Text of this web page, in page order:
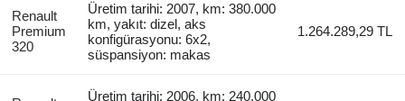
Renault
Premium
320
Üretim tarihi: 2007, km: 380.000
km, yakıt: dizel, aks
konfigürasyonu: 6x2,
süspansiyon: makas
1.264.289,29 TL
Üretim tarihi: 2006, km: 240.000